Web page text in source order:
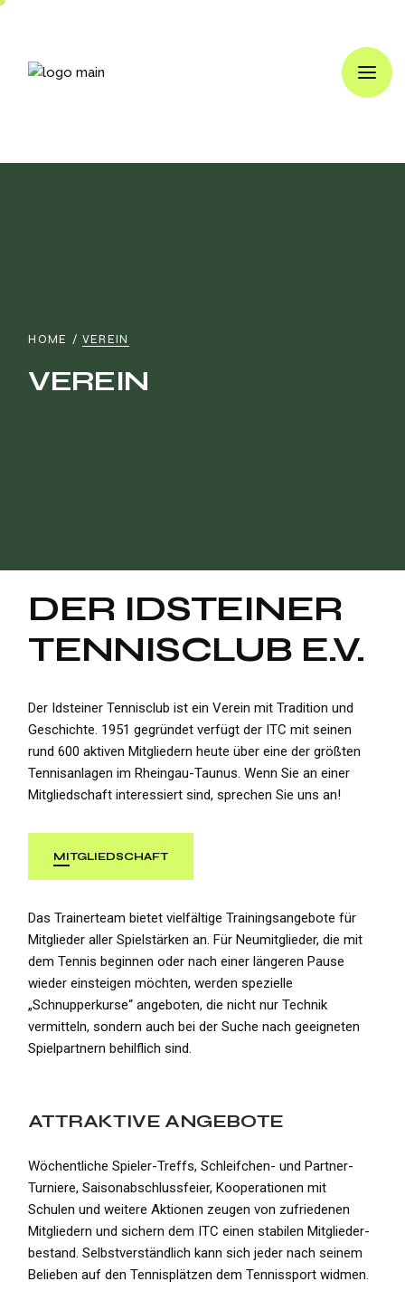
HOME VEREIN
VEREIN
DER IDSTEINER
TENNISCLUB E.V.
Der Idsteiner Tennisclub ist ein Verein mit Tradition und
Geschichte. 1951 gegründet verfügt der ITC mit seinen
rund 600 aktiven Mitgliedern heute über eine der größten
Tennisanlagen im Rheingau-Taunus. Wenn Sie an einer
Mitgliedschaft interessiert sind, sprechen Sie uns an!
MITGLIEDSCHAFT
Das Trainerteam bietet vielfältige Trainingsangebote für
Mitglieder aller Spielstärken an. Für Neumitglieder, die mit
dem Tennis beginnen oder nach einer längeren Pause
wieder einsteigen möchten, werden spezielle
„Schnupperkurse“ angeboten, die nicht nur Technik
vermitteln, sondern auch bei der Suche nach geeigneten
Spielpartnern behilflich sind.
ATTRAKTIVE ANGEBOTE
Wöchentliche Spieler-Treffs, Schleifchen- und Partner-
Turniere, Saisonabschlussfeier, Kooperationen mit
Schulen und weitere Aktionen zeugen von zufriedenen
Mitgliedern und sichern dem ITC einen stabilen Mitglieder­
bestand. Selbstverständlich kann sich jeder nach seinem
Belieben auf den Tennisplätzen dem Tennissport widmen.